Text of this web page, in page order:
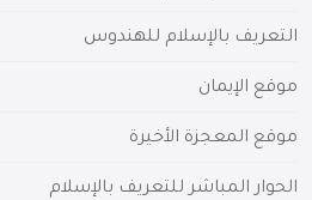
التعريف بالإسلام للهندوس
موقع الإيمان
موقع المعجزة الأخيرة
الحوار المباشر للتعريف بالإسلام